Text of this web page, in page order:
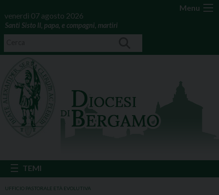
Menu
venerdì 07 agosto 2026
Santi Sisto II, papa, e compagni, martiri
UFFICIO PASTORALE ETÀ EVOLUTIVA